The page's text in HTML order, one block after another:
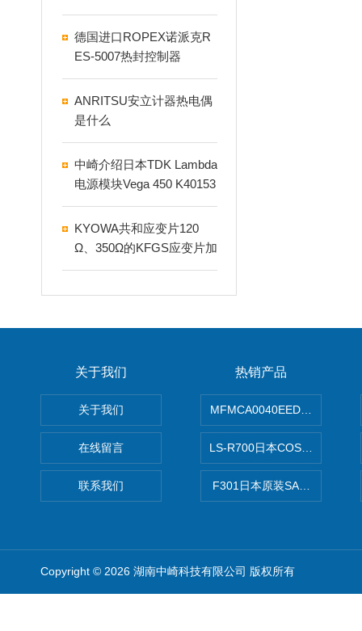
商业用/食品用/工业用
德国进口ROPEX诺派克R
ES-5007热封控制器
ANRITSU安立计器热电偶
是什么
中崎介绍日本TDK Lambda
电源模块Vega 450 K40153
A
KYOWA共和应变片120
Ω、350Ω的KFGS应变片加
多少伏特的电桥激励电压
关于我们
关于我们
在线留言
联系我们
热销产品
MFMCA0040EED-H日本
LS-R700日本COSMO科斯莫
F301日本原装SANAI三爱旋
Copyright © 2026 湖南中崎科技有限公司 版权所有